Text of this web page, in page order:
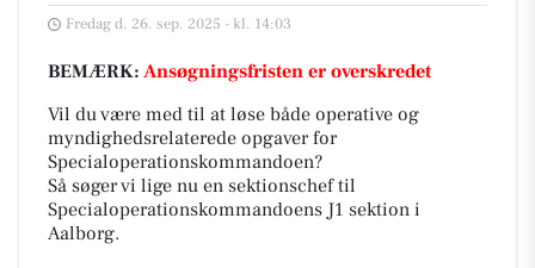
Fredag d. 26. sep. 2025 - kl. 14:03
BEMÆRK: Ansøgningsfristen er overskredet
Vil du være med til at løse både operative og
myndighedsrelaterede opgaver for
Specialoperationskommandoen?
Så søger vi lige nu en sektionschef til
Specialoperationskommandoens J1 sektion i
Aalborg.